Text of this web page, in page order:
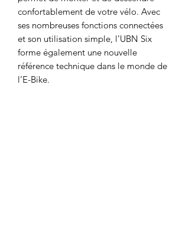
confortablement de votre vélo. Avec
ses nombreuses fonctions connectées
et son utilisation simple, l’UBN Six
forme également une nouvelle
référence technique dans le monde de
l’E-Bike.